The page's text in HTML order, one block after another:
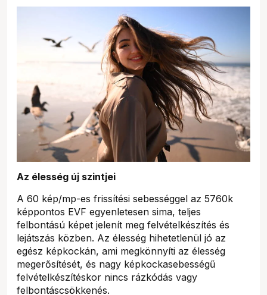
Az élesség új szintjei
A 60 kép/mp-es frissítési sebességgel az 5760k
képpontos EVF egyenletesen sima, teljes
felbontású képet jelenít meg felvételkészítés és
lejátszás közben. Az élesség hihetetlenül jó az
egész képkockán, ami megkönnyíti az élesség
megerősítését, és nagy képkockasebességű
felvételkészítéskor nincs rázkódás vagy
felbontáscsökkenés.